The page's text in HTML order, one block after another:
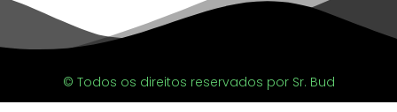
© Todos os direitos reservados por Sr. Bud